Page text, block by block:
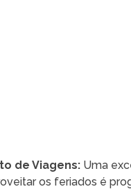
de Viagens:Uma
os feriados é